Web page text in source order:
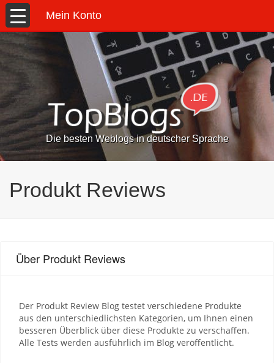
Mein Konto
Die besten Weblogs in deutscher Sprache
Produkt Reviews
Über Produkt Reviews
Der Produkt Review Blog testet verschiedene Produkte
aus den unterschiedlichsten Kategorien, um Ihnen einen
besseren Überblick über diese Produkte zu verschaffen.
Alle Tests werden ausführlich im Blog veröffentlicht.